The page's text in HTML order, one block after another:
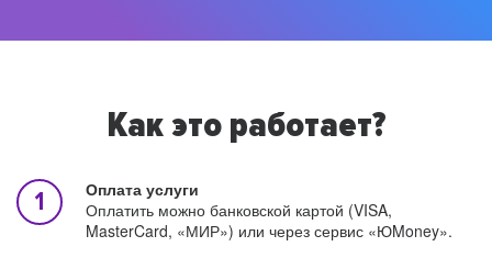
Как это работает?
Оплата услуги
Оплатить можно банковской картой (VISA,
MasterCard, «МИР») или через сервис «ЮMoney».